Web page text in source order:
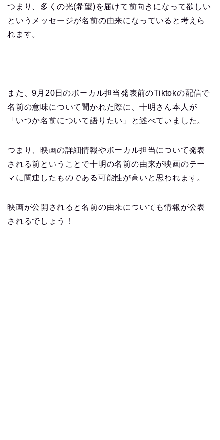
つまり、多くの光(希望)を届けて前向きになって欲しい
というメッセージが名前の由来になっていると考えら
れます。
また、9月20日のボーカル担当発表前のTiktokの配信で
名前の意味について聞かれた際に、十明さん本人が
「いつか名前について語りたい」と述べていました。
つまり、映画の詳細情報やボーカル担当について発表
される前ということで十明の名前の由来が映画のテー
マに関連したものである可能性が高いと思われます。
映画が公開されると名前の由来についても情報が公表
されるでしょう！